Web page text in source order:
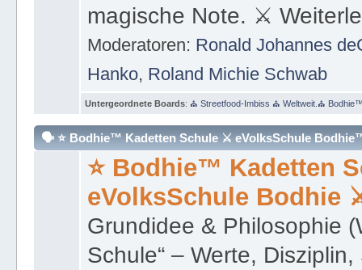
magische Note. ⚔
Moderatoren: Ronald Johannes
Hanko, Roland Michie Schwab
Untergeordnete Boards: ⛪ Streetfood-Imbiss ⛪ Weltweit.⛪
🗣 ⭐️ Bodhie™ Kadetten Schule ⚔ eVolksSchule
⭐️ Bodhie™ Kadetten
eVolksSchule Bodhie
Grundidee & Philosophie
Schule“ – Werte,